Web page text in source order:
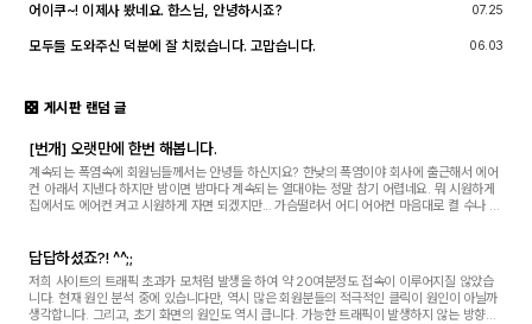
어이쿠~! 이제사 봤네요. 한스님, 안녕하시죠? 07.25
모두들 도와주신 덕분에 잘 치렀습니다. 고맙습니다. 06.03
게시판 랜덤 글
[번개] 오랫만에 한번 해봅니다.
계속되는 폭염속에 회원님들께서는 안녕들 하신지요? 한낮의 폭염이야 회사에 출근해서 에어
컨 아래서 지낸다 하지만 밤이면 밤마다 계속되는 열대야는 정말 참기 어렵네요. 뭐 시원하게
집에서도 에어컨 켜고 시원하게 자면 되겠지만... 가슴떨려서 어디 어어컨 마음대로 켤 수나 있
답답하셨죠?! ^^;;
저희 사이트의 트래픽 초과가 모처럼 발생을 하여 약 20여분정도 접속이 이루어지질 않았습
니다. 현재 원인 분석 중에 있습니다만, 역시 많은 회원분들의 적극적인 클릭이 원인이 아닐까
생각합니다. 그리고, 초기 화면의 원인도 역시 큽니다. 가능한 트래픽이 발생하지 않는 방향으